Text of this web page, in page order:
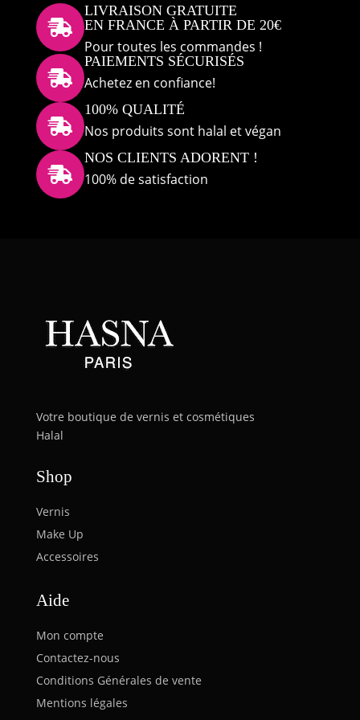

LIVRAISON GRATUITE
EN FRANCE À PARTIR DE 20€
Pour toutes les commandes !

PAIEMENTS SÉCURISÉS
Achetez en confiance!

100% QUALITÉ
Nos produits sont halal et végan

NOS CLIENTS ADORENT !
100% de satisfaction
Votre boutique de vernis et cosmétiques
Halal
Shop
Vernis
Make Up
Accessoires
Aide
Mon compte
Contactez-nous
Conditions Générales de vente
Mentions légales